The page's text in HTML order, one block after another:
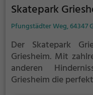
Skatepark
Pfungstädter Weg, 64347
Der Skatepark
Griesheim. Mit
anderen
Griesheim die